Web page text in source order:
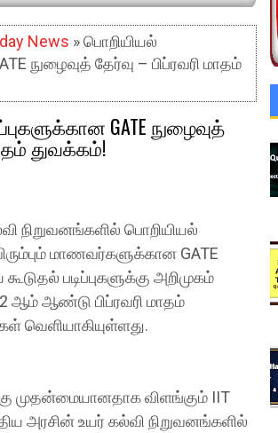
News » பொறியியல்
நுழைவுத் தேர்வு – பிப்ரவரி மாதம்
GATE நுழைவுத்
துவக்கம்!
நிறுவனங்களில் பொறியியல்
மாணவர்களுக்கான GATE
கூடுதல் படிப்புகளுக்கு அறிமுகம்
ஆம் ஆண்டு பிப்ரவரி மாதம்
வெளியாகியுள்ளது.
முதன்மையானதாக விளங்கும் IIT
அரசின் உயர் கல்வி நிறுவனங்களில்